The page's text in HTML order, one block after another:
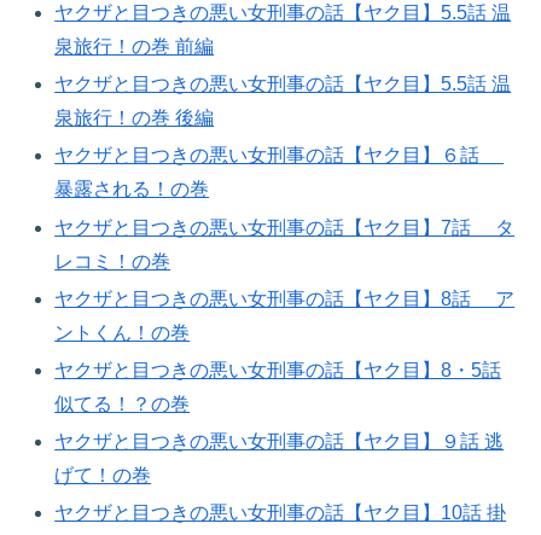
ヤクザと目つきの悪い女刑事の話【ヤク目】5.5話 温
泉旅行！の巻 前編
ヤクザと目つきの悪い女刑事の話【ヤク目】5.5話 温
泉旅行！の巻 後編
ヤクザと目つきの悪い女刑事の話【ヤク目】６話
暴露される！の巻​
ヤクザと目つきの悪い女刑事の話【ヤク目】7話 タ
レコミ！の巻​
ヤクザと目つきの悪い女刑事の話【ヤク目】8話 ア
ントくん！の巻​
ヤクザと目つきの悪い女刑事の話【ヤク目】8・5話
似てる！？の巻​
ヤクザと目つきの悪い女刑事の話【ヤク目】９話 逃
げて！の巻​
ヤクザと目つきの悪い女刑事の話【ヤク目】10話 掛